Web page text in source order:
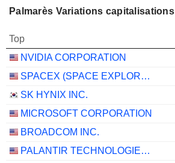
Palmarès Variations capitalisations
Top
NVIDIA CORPORATION
SPACEX (SPACE EXPLORATION TECHNOLOGIES)
SK HYNIX INC.
MICROSOFT CORPORATION
BROADCOM INC.
PALANTIR TECHNOLOGIES INC.